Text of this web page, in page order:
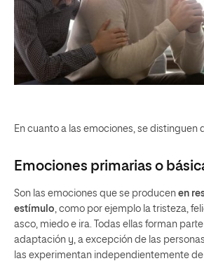
En cuanto a las emociones, se distinguen
Emociones primarias o
Son las emociones que se producen en
estímulo , como por ejemplo la tristeza,
asco, miedo e ira. Todas ellas forman
adaptación y, a excepción de las
las experimentan independientemente de